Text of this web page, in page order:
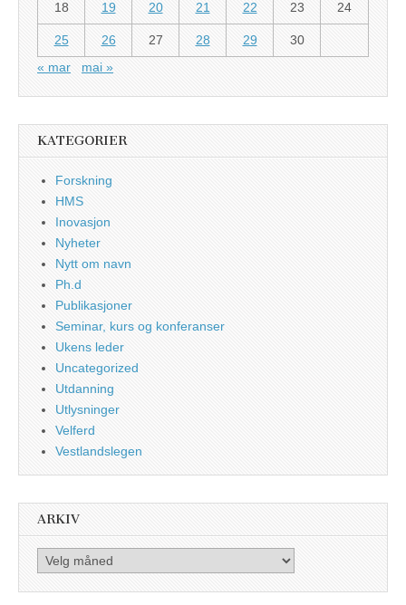
18 19 20 21 22 23 24
25 26 27 28 29
30
« mar
mai »
KATEGORIER
Forskning
HMS
Inovasjon
Nyheter
Nytt om navn
Ph.d
Publikasjoner
Seminar, kurs og konferanser
Ukens leder
Uncategorized
Utdanning
Utlysninger
Velferd
Vestlandslegen
ARKIV
Arkiv